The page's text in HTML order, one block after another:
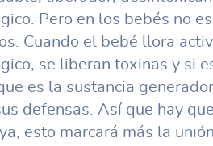
Pero en los bebés no
Cuando el bebé llora
se liberan toxinas y si
es la sustancia
defensas. Así que hay
esto marcará más la